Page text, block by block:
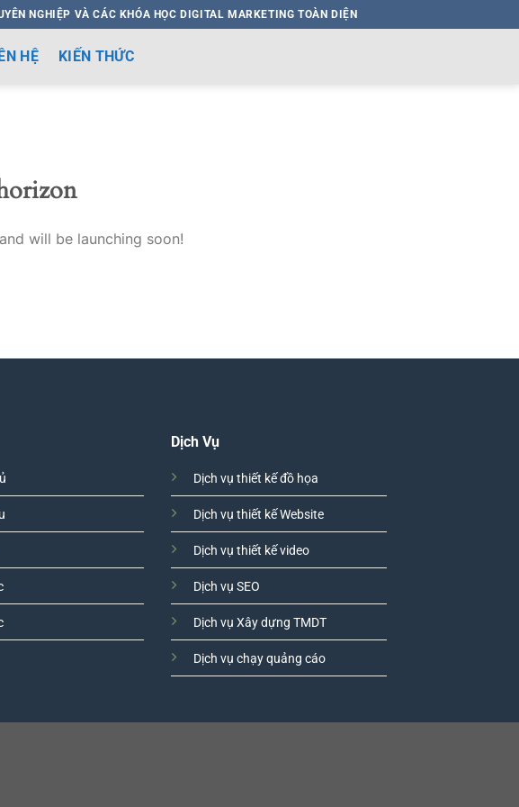
NGHIỆP VÀ CÁC KHÓA HỌC DIGITAL MARKETING TOÀN DIỆN
HỆ KIẾN THỨC
will be launching soon!
Dịch Vụ
Dịch vụ thiết kế đồ họa
Dịch vụ thiết kế Website
Dịch vụ thiết kế video
Dịch vụ SEO
Dịch vụ Xây dựng TMDT
Dịch vụ chạy quảng cáo